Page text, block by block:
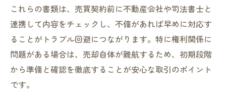
これらの書類は、売買契約前に不動産会社や司法書士と
連携して内容をチェックし、不備があれば早めに対応す
ることがトラブル回避につながります。特に権利関係に
問題がある場合は、売却自体が難航するため、初期段階
から準備と確認を徹底することが安心な取引のポイント
です。